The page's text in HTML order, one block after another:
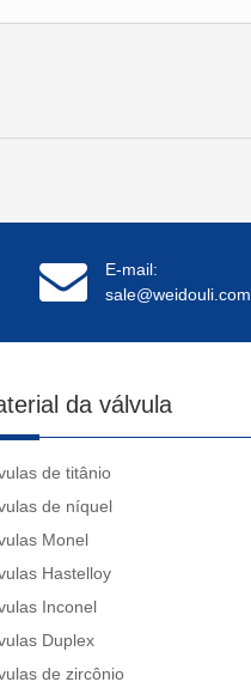
E-mail:
sale@weidouli.com
da válvula
de titânio
de níquel
Monel
Hastelloy
Inconel
Duplex
de zircônio